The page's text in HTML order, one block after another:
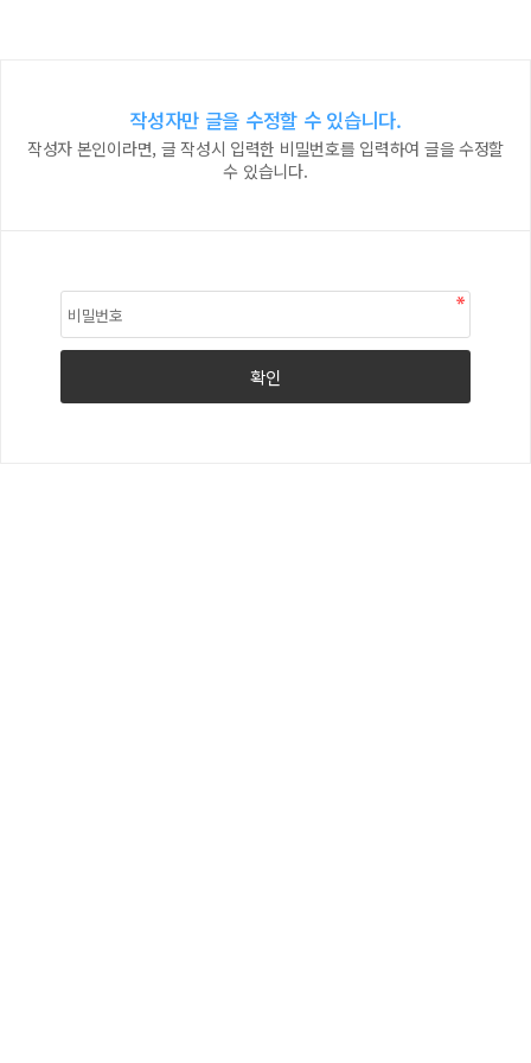
작성자만 글을 수정할 수 있습니다.
작성자 본인이라면, 글 작성시 입력한 비밀번호를 입력하여 글을 수정할
수 있습니다.